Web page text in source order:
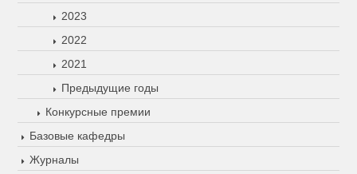
2023
2022
2021
Предыдущие годы
Конкурсные премии
Базовые кафедры
Журналы